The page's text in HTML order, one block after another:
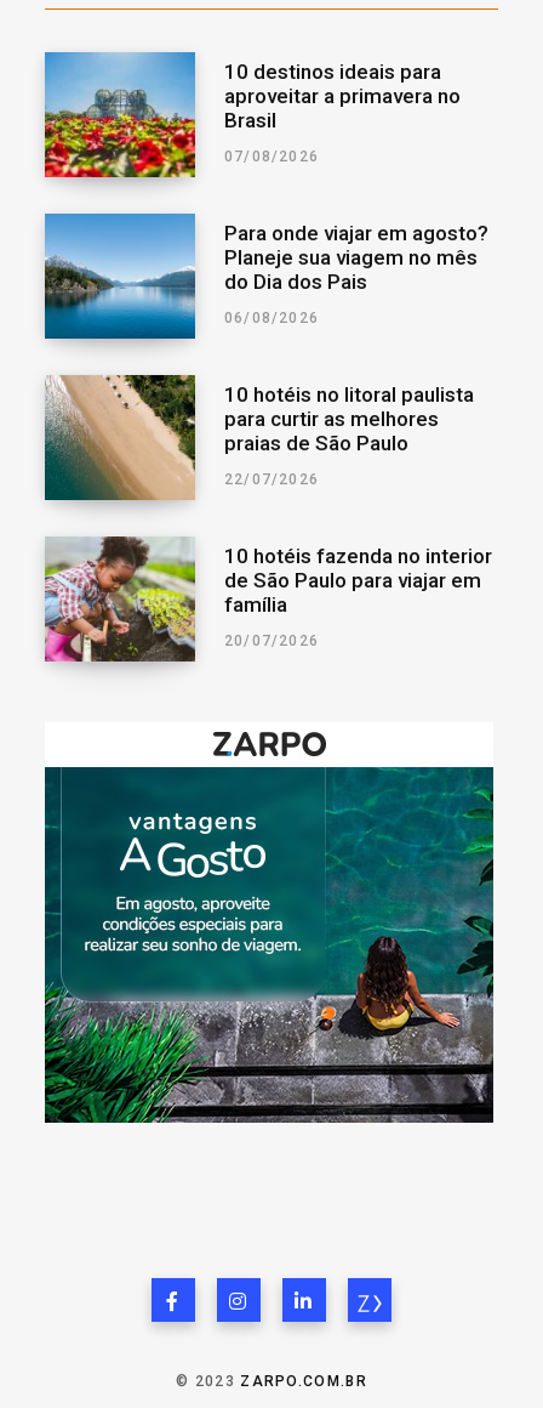
10 destinos ideais para
aproveitar a primavera no
Brasil
07/08/2026
Para onde viajar em agosto?
Planeje sua viagem no mês
do Dia dos Pais
06/08/2026
10 hotéis no litoral paulista
para curtir as melhores
praias de São Paulo
22/07/2026
10 hotéis fazenda no interior
de São Paulo para viajar em
família
20/07/2026
© 2023 ZARPO.COM.BR